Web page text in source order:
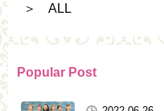
＞ ALL
Popular Post